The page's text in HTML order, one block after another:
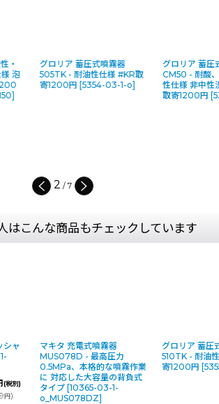
・
泡
]
グロリア 蓄圧式噴霧器
505TK - 耐油性仕様 #KR取
寄1200円 [5354-03-1-o]
グロリア 蓄圧
CM50 - 耐酸
性仕様 非中性
取寄1200円 [
2 / 7
はこんな商品もチェックしています
シャ
(税別)
円)
マキタ 充電式噴霧器
MUS078D - 最高圧力
0.5MPa、本格的な噴霧作業
に 対応した大容量の背負式
タイプ [10365-03-1-
o_MUS078DZ]
グロリア 蓄圧
510TK - 耐油
寄1200円 [